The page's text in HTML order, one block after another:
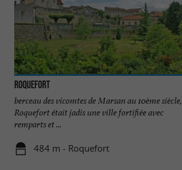
Roquefort
berceau des vicomtes de Marsan au 10ème siècle,
Roquefort était jadis une ville fortifiée avec
remparts et ...
484 m - Roquefort